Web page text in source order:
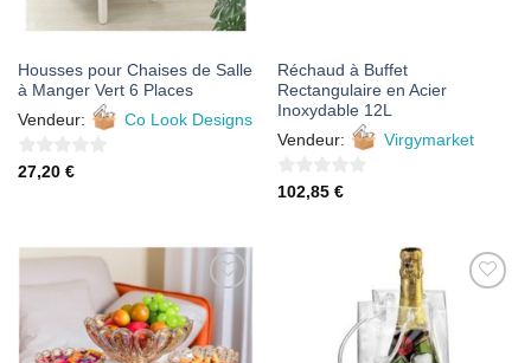
Housses pour Chaises de Salle
à Manger Vert 6 Places
Vendeur:
Co Look Designs
0
27,20 €
Réchaud à Buffet
Rectangulaire en Acier
Inoxydable 12L
Vendeur:
Virgymarket
0
102,85 €
AJOUTER
À MES
FAVORIS
AJOUTER
À MES
FAVORIS